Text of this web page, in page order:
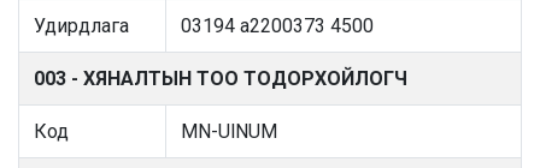
Удирдлага 03194 a2200373 4500
003 - ХЯНАЛТЫН ТОО ТОДОРХОЙЛОГЧ
Код MN-UlNUM